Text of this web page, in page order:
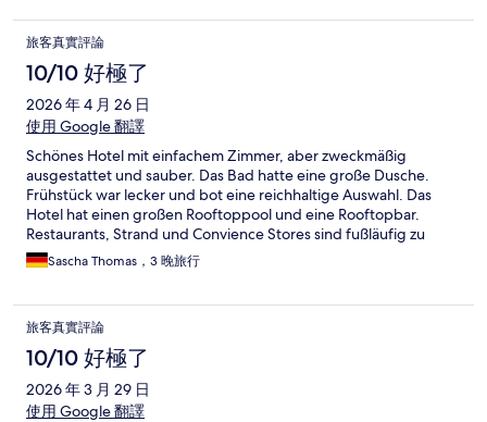
旅客真實評論
10/10 好極了
2026 年 4 月 26 日
使用 Google 翻譯
Schönes Hotel mit einfachem Zimmer, aber zweckmäßig
ausgestattet und sauber. Das Bad hatte eine große Dusche.
Frühstück war lecker und bot eine reichhaltige Auswahl. Das
Hotel hat einen großen Rooftoppool und eine Rooftopbar.
Restaurants, Strand und Convience Stores sind fußläufig zu
erreichen. Service im Hotel sehr nett und zuvorkommend.
Danke besonders an Le Duy Phuong vom Frontdesk.
Sascha Thomas，3 晚旅行
旅客真實評論
10/10 好極了
2026 年 3 月 29 日
使用 Google 翻譯